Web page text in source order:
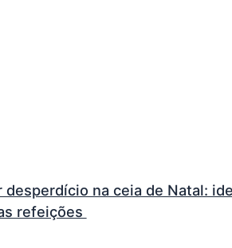
desperdício na ceia de Natal:
refeições